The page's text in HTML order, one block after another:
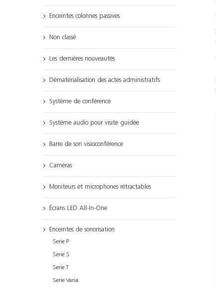
Enceintes colonnes passives
Non classé
Les dernières nouveautés
Dématérialisation des actes administratifs
Système de conférence
Système audio pour visite guidée
Barre de son visioconférence
Caméras
Moniteurs et microphones rétractables
Écrans LED All-In-One
Enceintes de sonorisation
Serie P
Serie S
Serie T
Serie Varia